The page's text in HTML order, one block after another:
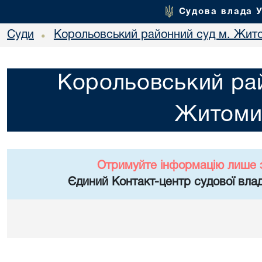
Судова влада
Суди • Корольовський районний суд м.
Корольовський
Отримуйте інформацію лише
Єдиний Контакт-центр судової